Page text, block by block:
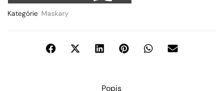
Kategórie Maskary
Popis